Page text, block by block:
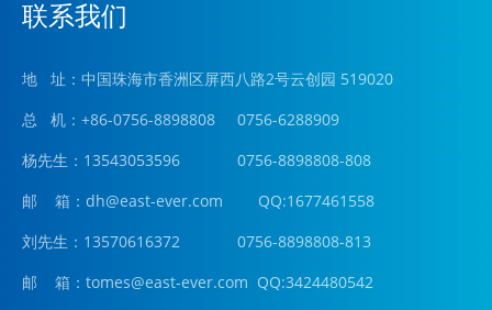
联系我们
地 址：中国珠海市香洲区屏西八路2号云创园 519020
总 机：+86-0756-8898808 0756-6288909
杨先生：13543053596 0756-8898808-808
邮 箱： dh@east-ever.com QQ:1677461558
刘先生：13570616372 0756-8898808-813
邮 箱：tomes@east-ever.com QQ:3424480542